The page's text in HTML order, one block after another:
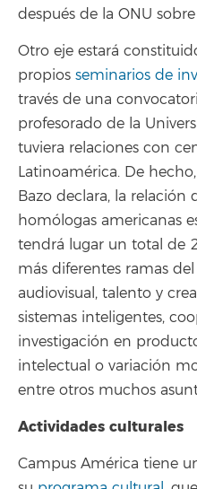
después de la ONU
Otro eje estará
propios seminarios de
través de una
profesorado de la
tuviera relaciones con
Latinoamérica. De
Bazo declara, la relación
homólogas americanas
tendrá lugar un total de
más diferentes ramas
audiovisual, talento y
sistemas inteligentes,
investigación en
intelectual o variación
entre otros muchos
Actividades culturales
Campus América tiene